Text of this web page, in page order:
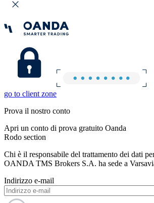
go to client zone
Prova il nostro conto
Apri un conto di prova gratuito Oanda
Rodo section
Chi è il responsabile del trattamento dei dati
OANDA TMS Brokers S.A. ha sede a
Indirizzo e-mail